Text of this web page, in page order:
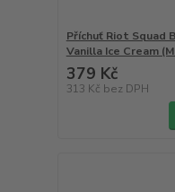
Příchuť Riot Squad
Vanilla Ice Cream
379 Kč
313 Kč bez DPH